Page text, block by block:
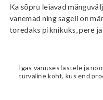
Ka sõpru leiavad
vanemad ning sageli on
toredaks piknikuks, pere
Igas vanuses lastele ja
turvaline koht, kus end